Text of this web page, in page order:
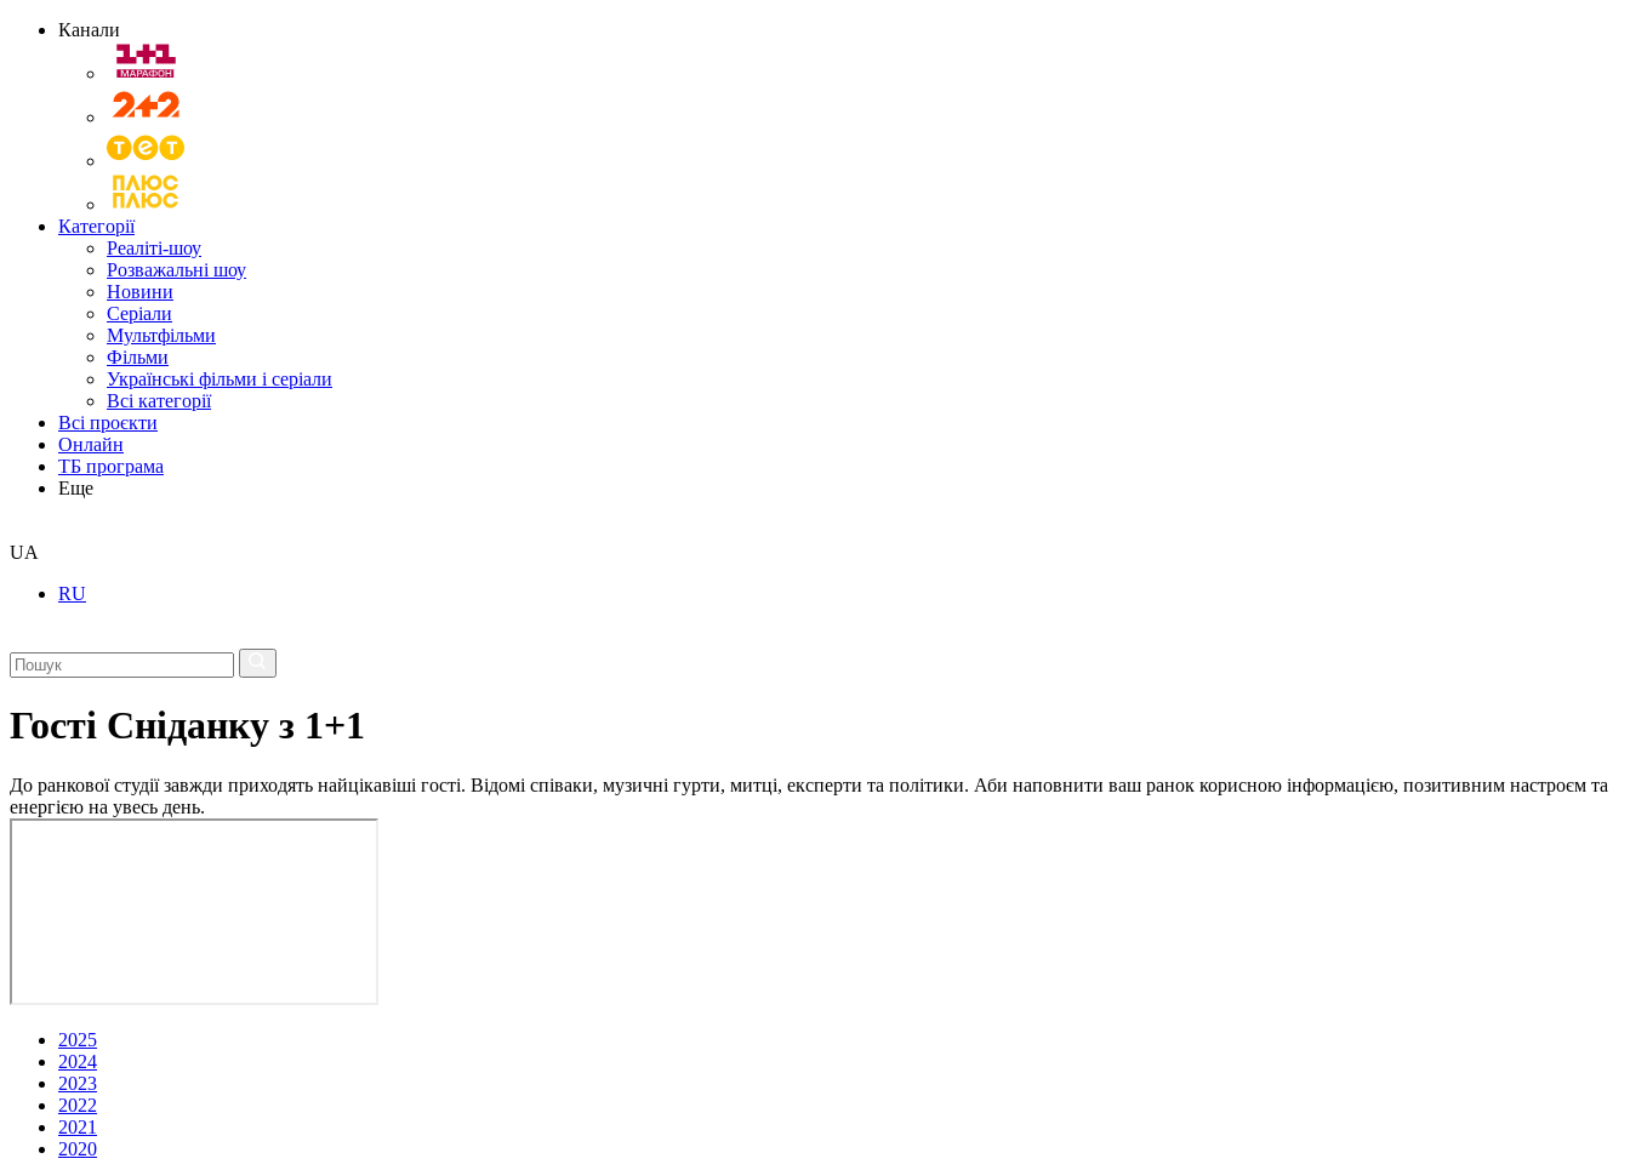
Канали
Категорії
Реаліті-шоу
Розважальні шоу
Новини
Серіали
Мультфільми
Фільми
Українські фільми і серіали
Всі категорії
Всі проєкти
Онлайн
ТБ програма
Еще
UA
RU
Гості Сніданку з 1+1
До ранкової студії завжди приходять найцікавіші гості. Відомі співаки, музичні гурти, митці, експерти та політики. Аби наповнити ваш ранок корисною інформацією, позитивним настроєм та
енергією на увесь день.
2025
2024
2023
2022
2021
2020